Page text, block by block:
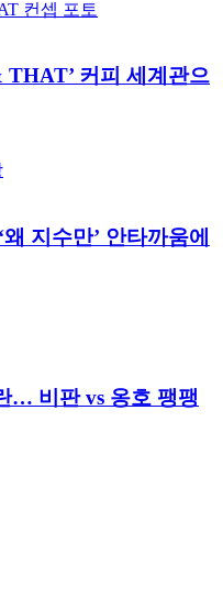
커피 세계관으
지수만’ 안타까움에
… 비판 vs 옹호 팽팽